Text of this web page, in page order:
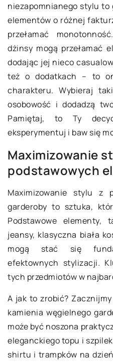
niezapomnianego stylu to
elementów o różnej
przełamać
dżinsy mogą przełamać
dodając jej nieco
też o dodatkach – to
charakteru. Wybieraj
osobowość i dodadzą
Pamiętaj, to Ty
eksperymentuj i baw się
Maximizowanie
podstawowych
Maximizowanie stylu z
garderoby to sztuka,
Podstawowe elementy,
jeansy, klasyczna biała
mogą stać się
efektownych stylizacji.
tych przedmiotów w
A jak to zrobić?
kamienia węgielnego
może być noszona
eleganckiego topu i
shirtu i trampków na